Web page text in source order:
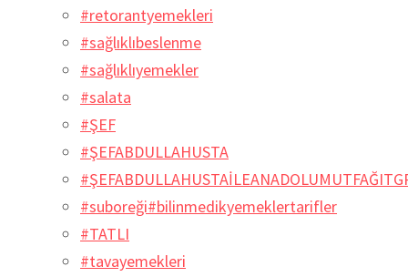
#retorantyemekleri
#sağlıklıbeslenme
#sağlıklıyemekler
#salata
#ŞEF
#ŞEFABDULLAHUSTA
#suboreği#bilinmedikyemeklertarifler
#TATLI
#tavayemekleri